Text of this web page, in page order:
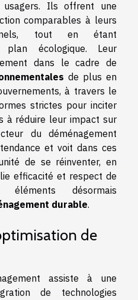
Ils offrent une
comparables à leurs
tout en étant
écologique. Leur
dans le cadre de
de plus en
à travers le
strictes pour inciter
à réduire leur impact sur
du déménagement
et voit dans ces
de se réinventer, en
efficacité et respect de
éléments désormais
durable.
de
assiste à une
de technologies